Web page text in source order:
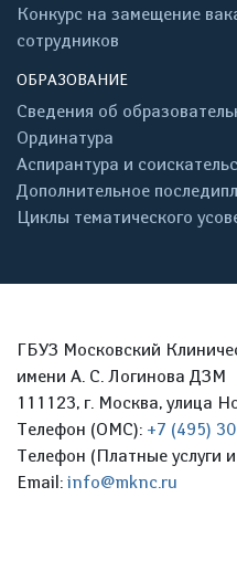
Конкурс на замещение
сотрудников
ОБРАЗОВАНИЕ
Сведения об
Ординатура
Аспирантура и
Дополнительное
Циклы тематического
ГБУЗ Московский
имени А. С. Логинова ДЗМ
111123, г. Москва, улица
Телефон (ОМС): +7 (495)
Телефон (Платные услуги
Email: info@mknc.ru